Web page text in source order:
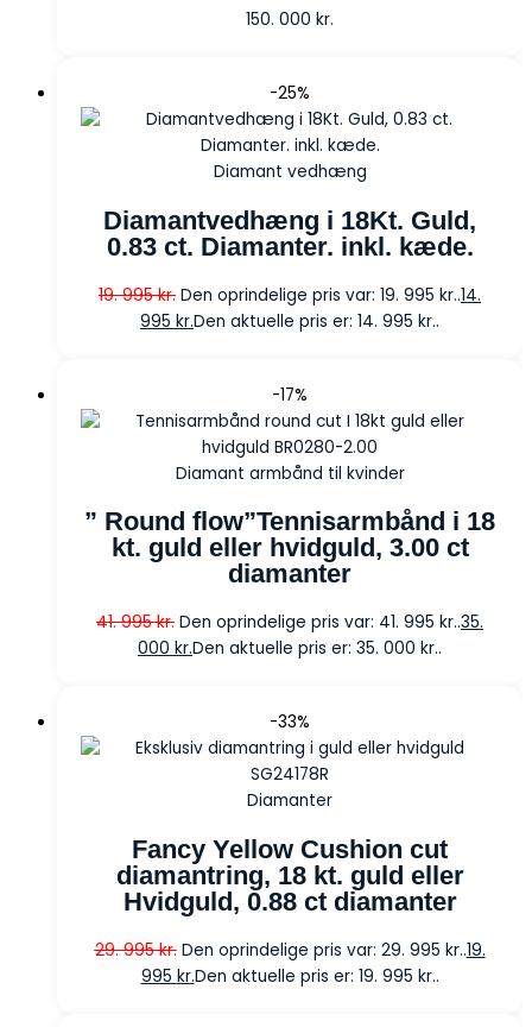
150. 000 kr.
-25%
Diamant vedhæng
Diamantvedhæng i 18Kt. Guld,
0.83 ct. Diamanter. inkl. kæde.
19. 995kr. Den oprindelige pris var: 19. 995 kr..14.
995 kr.Den aktuelle pris er: 14. 995 kr..
-17%
Diamant armbånd til kvinder
” Round flow”Tennisarmbånd i 18
kt. guld eller hvidguld, 3.00 ct
diamanter
41. 995kr. Den oprindelige pris var: 41. 995 kr..35.
000 kr.Den aktuelle pris er: 35. 000 kr..
-33%
Diamanter
Fancy Yellow Cushion cut
diamantring, 18 kt. guld eller
Hvidguld, 0.88 ct diamanter
29. 995kr. Den oprindelige pris var: 29. 995 kr..19.
995 kr.Den aktuelle pris er: 19. 995 kr..